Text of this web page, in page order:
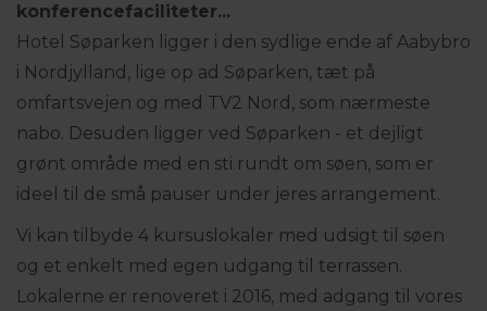
konferencefaciliteter...
Hotel Søparken ligger i den sydlige ende af Aabybro
i Nordjylland, lige op ad Søparken, tæt på
omfartsvejen og med TV2 Nord, som nærmeste
nabo. Desuden ligger ved Søparken - et dejligt
grønt område med en sti rundt om søen, som er
ideel til de små pauser under jeres arrangement.
Vi kan tilbyde 4 kursuslokaler med udsigt til søen
og et enkelt med egen udgang til terrassen.
Lokalerne er renoveret i 2016, med adgang til vores